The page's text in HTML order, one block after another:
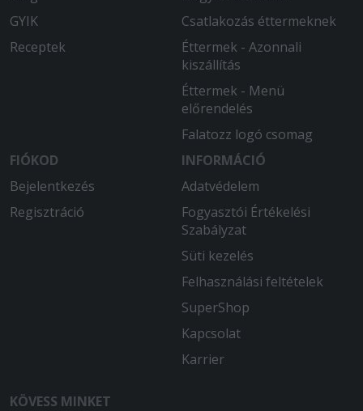
GYIK
Receptek
Csatlakozás éttermeknek
Éttermek - Azonnali
kiszállítás
Éttermek - Menü
előrendelés
Falatozz logó csomag
FIÓKOD
Bejelentkezés
Regisztráció
INFORMÁCIÓ
Adatvédelem
Fogyasztói Értékelési
Szabályzat
Süti kezelés
Felhasználási feltételek
SuperShop
Kapcsolat
Karrier
KÖVESS MINKET